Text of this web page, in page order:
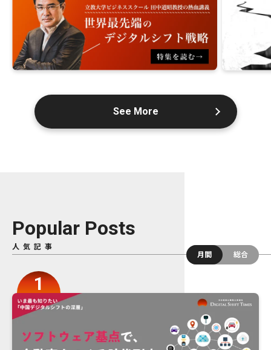
See More
Popular Posts
人気記事
月間
総合